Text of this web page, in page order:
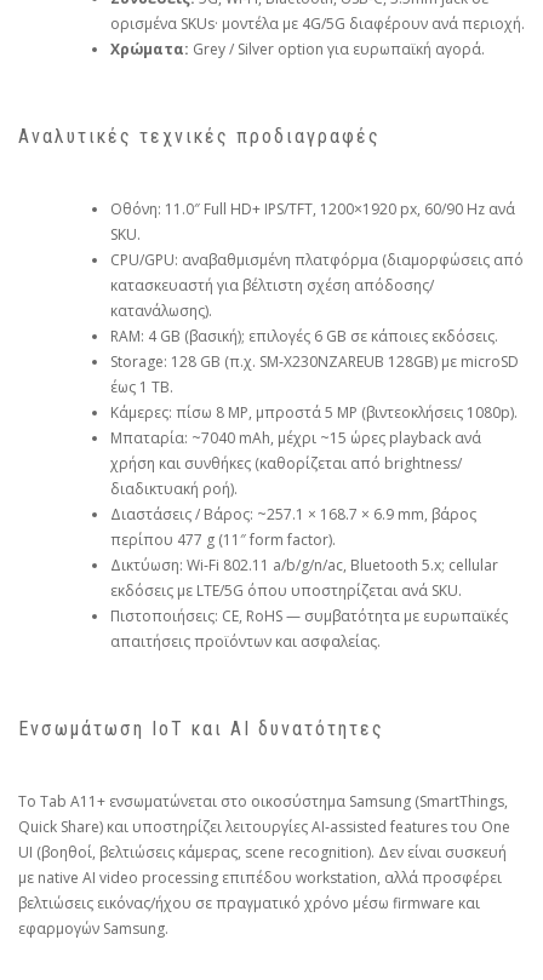
ορισμένα SKUs· μοντέλα με 4G/5G διαφέρουν ανά περιοχή.
Χρώματα: Grey / Silver option για ευρωπαϊκή αγορά.
Αναλυτικές τεχνικές προδιαγραφές
Οθόνη: 11.0″ Full HD+ IPS/TFT, 1200×1920 px, 60/90 Hz ανά
SKU.
CPU/GPU: αναβαθμισμένη πλατφόρμα (διαμορφώσεις από
κατασκευαστή για βέλτιστη σχέση απόδοσης/
κατανάλωσης).
RAM: 4 GB (βασική); επιλογές 6 GB σε κάποιες εκδόσεις.
Storage: 128 GB (π.χ. SM‑X230NZAREUB 128GB) με microSD
έως 1 TB.
Κάμερες: πίσω 8 MP, μπροστά 5 MP (βιντεοκλήσεις 1080p).
Μπαταρία: ~7040 mAh, μέχρι ~15 ώρες playback ανά
χρήση και συνθήκες (καθορίζεται από brightness/
διαδικτυακή ροή).
Διαστάσεις / Βάρος: ~257.1 × 168.7 × 6.9 mm, βάρος
περίπου 477 g (11″ form factor).
Δικτύωση: Wi‑Fi 802.11 a/b/g/n/ac, Bluetooth 5.x; cellular
εκδόσεις με LTE/5G όπου υποστηρίζεται ανά SKU.
Πιστοποιήσεις: CE, RoHS — συμβατότητα με ευρωπαϊκές
απαιτήσεις προϊόντων και ασφαλείας.
Ενσωμάτωση IoT και AI δυνατότητες
Το Tab A11+ ενσωματώνεται στο οικοσύστημα Samsung (SmartThings,
Quick Share) και υποστηρίζει λειτουργίες AI‑assisted features του One
UI (βοηθοί, βελτιώσεις κάμερας, scene recognition). Δεν είναι συσκευή
με native AI video processing επιπέδου workstation, αλλά προσφέρει
βελτιώσεις εικόνας/ήχου σε πραγματικό χρόνο μέσω firmware και
εφαρμογών Samsung.